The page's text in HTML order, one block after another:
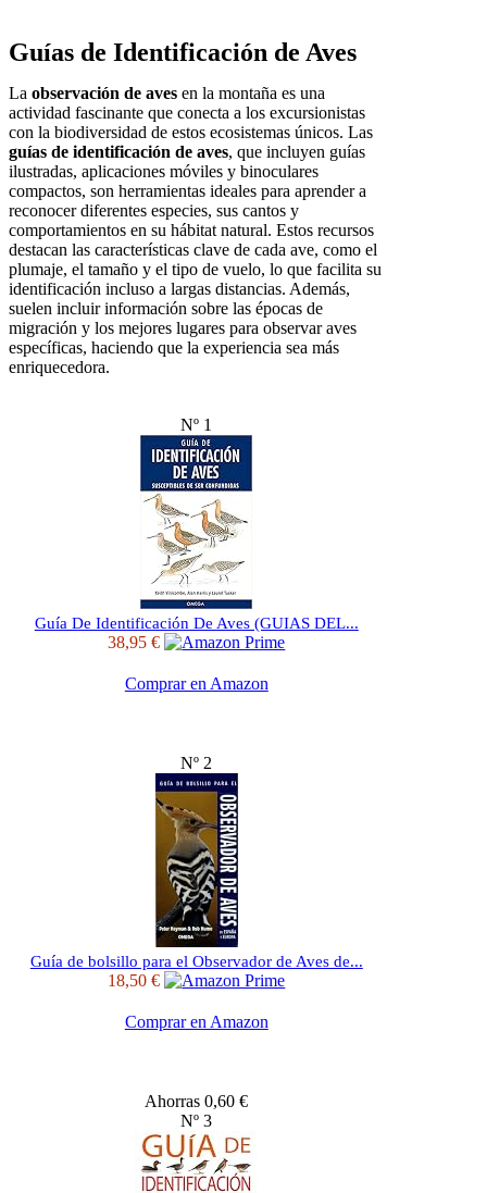
Guías de Identificación de Aves
La observación de aves en la montaña es una
actividad fascinante que conecta a los excursionistas
con la biodiversidad de estos ecosistemas únicos. Las
guías de identificación de aves, que incluyen guías
ilustradas, aplicaciones móviles y binoculares
compactos, son herramientas ideales para aprender a
reconocer diferentes especies, sus cantos y
comportamientos en su hábitat natural. Estos recursos
destacan las características clave de cada ave, como el
plumaje, el tamaño y el tipo de vuelo, lo que facilita su
identificación incluso a largas distancias. Además,
suelen incluir información sobre las épocas de
migración y los mejores lugares para observar aves
específicas, haciendo que la experiencia sea más
enriquecedora.
Nº 1
Guía De Identificación De Aves (GUIAS DEL...
38,95 €
Comprar en Amazon
Nº 2
Guía de bolsillo para el Observador de Aves de...
18,50 €
Comprar en Amazon
Ahorras 0,60 €
Nº 3